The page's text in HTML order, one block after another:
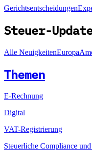
Gerichtsentscheidungen
Steuer-
Alle NeuigkeitenEuropa
Themen
E-Rechnung
Digital
VAT-Registrierung
Steuerliche Compliance